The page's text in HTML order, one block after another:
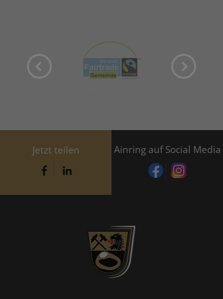
Jetzt teilen Ainring auf Social Media